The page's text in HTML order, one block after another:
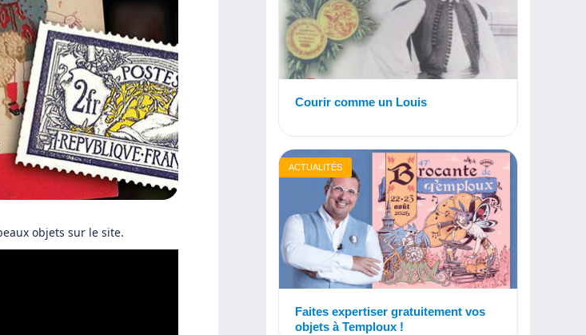
objets sur le site.
Courir comme un Louis
ACTUALITÉS
Faites expertiser gratuitement vos
objets à Temploux !